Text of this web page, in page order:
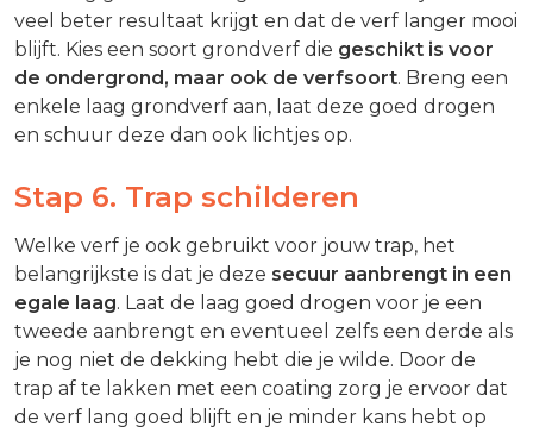
veel beter resultaat krijgt en dat de verf langer mooi
blijft. Kies een soort grondverf die geschikt is voor
de ondergrond, maar ook de verfsoort. Breng een
enkele laag grondverf aan, laat deze goed drogen
en schuur deze dan ook lichtjes op.
Stap 6. Trap schilderen
Welke verf je ook gebruikt voor jouw trap, het
belangrijkste is dat je deze secuur aanbrengt in een
egale laag. Laat de laag goed drogen voor je een
tweede aanbrengt en eventueel zelfs een derde als
je nog niet de dekking hebt die je wilde. Door de
trap af te lakken met een coating zorg je ervoor dat
de verf lang goed blijft en je minder kans hebt op